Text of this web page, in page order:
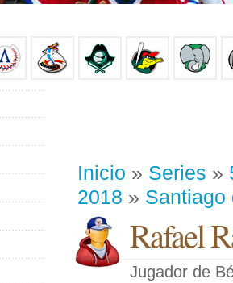
Inicio » Series »
2018 » Santiago
Rafael
Jugador de